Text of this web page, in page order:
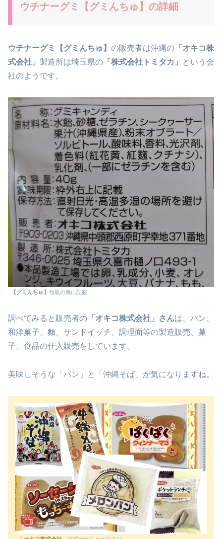
ウチナーグミ【グミんちゅ】の詳細
ウチナーグミ【グミんちゅ】 の販売者は沖縄の 「オキコ株
式会社」 製造所は埼玉県の 「株式会社トミタカ」
という会
社のようです。
【グミんちゅ】 包装の裏に記載
調べてみると販売者の 「オキコ株式会社」さんは、パン、
和洋菓子、麵、サンドイッチ、調理面等の製造販売、菓
子、食品の仕入販売をしています。
美味しそうな「パン」と「沖縄そば」が気になりますね。